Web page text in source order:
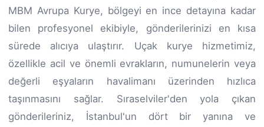
MBM Avrupa Kurye, bölgeyi en ince detayına kadar
bilen profesyonel ekibiyle, gönderilerinizi en kısa
sürede alıcıya ulaştırır. Uçak kurye hizmetimiz,
özellikle acil ve önemli evrakların, numunelerin veya
değerli eşyaların havalimanı üzerinden hızlıca
taşınmasını sağlar. Sıraselviler'den yola çıkan
gönderileriniz, İstanbul'un dört bir yanına ve